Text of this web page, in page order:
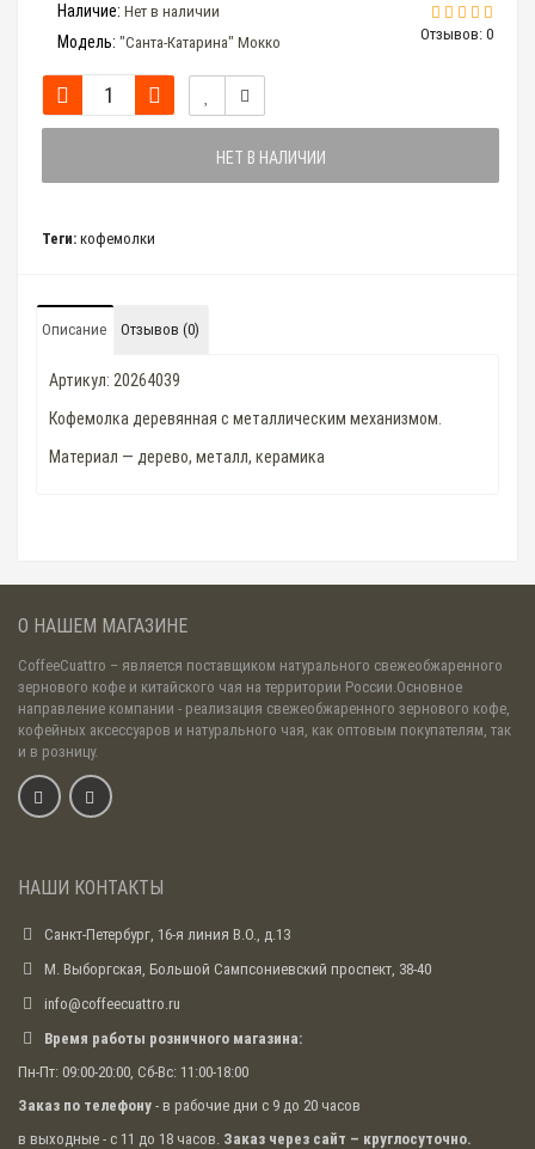
Отзывов: 0
Наличие: Нет в наличии
Модель: "Санта-Катарина" Мокко
НЕТ В НАЛИЧИИ
Теги: кофемолки
Описание Отзывов (0)
Артикул: 20264039
Кофемолка деревянная с металлическим механизмом.
Материал — дерево, металл, керамика
О НАШЕМ МАГАЗИНЕ
CoffeeCuattro – является поставщиком натурального свежеобжаренного
зернового кофе и китайского чая на территории России.Основное
направление компании - реализация свежеобжаренного зернового кофе,
кофейных аксессуаров и натурального чая, как оптовым покупателям, так
и в розницу.
НАШИ КОНТАКТЫ
Санкт-Петербург, 16-я линия В.О., д.13
М. Выборгская, Большой Сампсониевский проспект, 38-40
info@coffeecuattro.ru
Время работы розничного магазина:
Пн-Пт: 09:00-20:00, Сб-Вс: 11:00-18:00
Заказ по телефону - в рабочие дни с 9 до 20 часов
в выходные - с 11 до 18 часов. Заказ через сайт – круглосуточно.